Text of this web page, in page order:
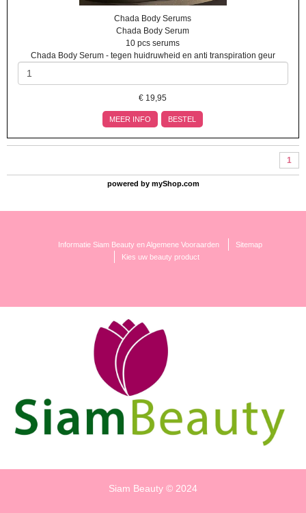
Chada Body Serums
Chada Body Serum
10 pcs serums
Chada Body Serum - tegen huidruwheid en anti transpiration geur
€ 19,95
MEER INFO BESTEL
1
powered by myShop.com
Informatie Siam Beauty en Algemene Vooraarden
Sitemap
Kies uw beauty product
Siam Beauty © 2024